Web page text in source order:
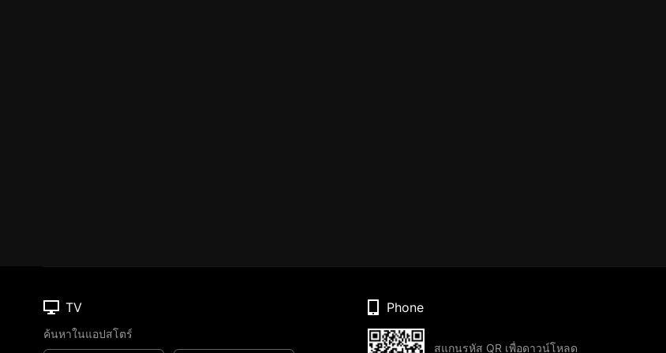
TV
ค้นหาในแอปสโตร์
Phone
สแกนรหัส QR เพื่อดาวน์โหลด